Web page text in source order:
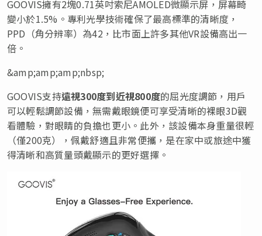
GOOVIS擁有2塊0.71英吋索尼AMOLED微顯示屏，屏幕畸
變小於1.5%。專利光學技術確保了最高標準的清晰度，
PPD（角分辨率）為42，比市面上許多其他VR設備高出一
倍。
&amp;amp;amp;nbsp;
GOOVIS支持遠視300度到近視800度的屈光度調節，用戶
可以輕鬆調節設備，無需戴眼鏡便可享受清晰的裸眼3D觀
看體驗，對眼睛的負擔也更小。此外，該設備本身重量很輕
（僅200克），佩戴舒適且非常便攜，是在家中或旅途中獲
得清晰和高質量頭戴顯示的更好選擇。